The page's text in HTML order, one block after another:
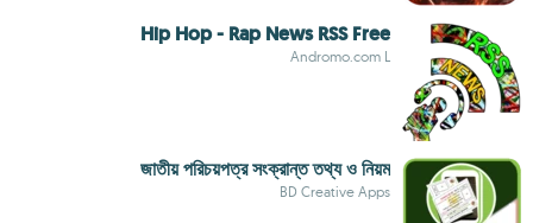
Hip Hop - Rap News RSS Free
Andromo.com L
জাতীয় পরিচয়পত্র সংক্রান্ত তথ্য ও নিয়ম
BD Creative Apps